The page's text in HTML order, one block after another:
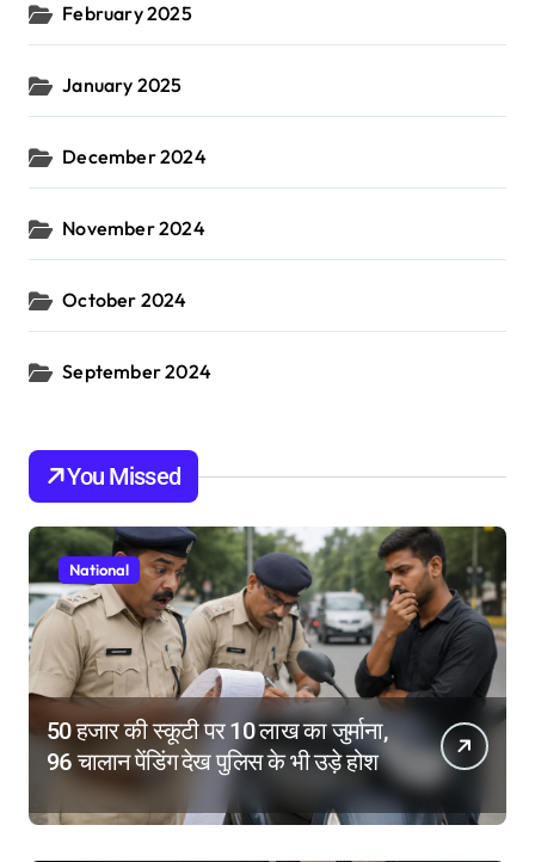
February 2025
January 2025
December 2024
November 2024
October 2024
September 2024
You Missed
National
50 हजार की स्कूटी पर 10 लाख का जुर्माना,
96 चालान पेंडिंग देख पुलिस के भी उड़े होश